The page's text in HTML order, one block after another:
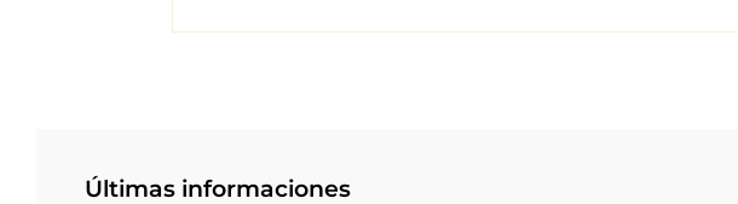
Últimas informaciones